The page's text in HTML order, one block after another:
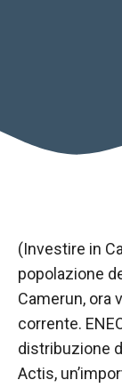
(Investire in
popolazione
Camerun, ora
corrente.
distribuzione
Actis,
Questi cookie
non sono
opzionali.
Sono
necessari per
il
funzionamento
del sito web.